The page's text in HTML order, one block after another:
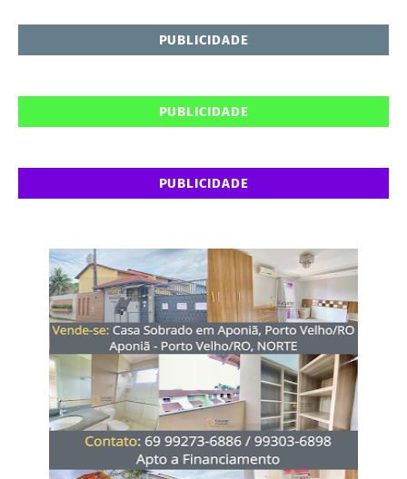
PUBLICIDADE
PUBLICIDADE
PUBLICIDADE